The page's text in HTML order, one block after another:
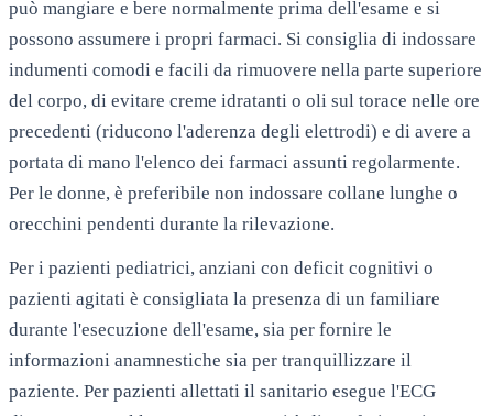
può mangiare e bere normalmente prima dell'esame e si
possono assumere i propri farmaci. Si consiglia di indossare
indumenti comodi e facili da rimuovere nella parte superiore
del corpo, di evitare creme idratanti o oli sul torace nelle ore
precedenti (riducono l'aderenza degli elettrodi) e di avere a
portata di mano l'elenco dei farmaci assunti regolarmente.
Per le donne, è preferibile non indossare collane lunghe o
orecchini pendenti durante la rilevazione.
Per i pazienti pediatrici, anziani con deficit cognitivi o
pazienti agitati è consigliata la presenza di un familiare
durante l'esecuzione dell'esame, sia per fornire le
informazioni anamnestiche sia per tranquillizzare il
paziente. Per pazienti allettati il sanitario esegue l'ECG